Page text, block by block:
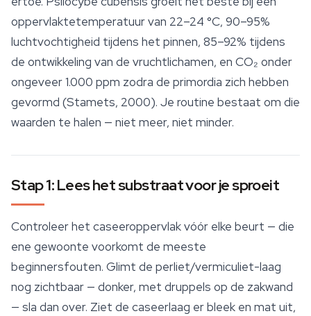
oppervlaktetemperatuur van 22–24 °C, 90–95%
luchtvochtigheid tijdens het pinnen, 85–92% tijdens
de ontwikkeling van de vruchtlichamen, en CO₂ onder
ongeveer 1.000 ppm zodra de primordia zich hebben
gevormd (Stamets, 2000). Je routine bestaat om die
waarden te halen — niet meer, niet minder.
Stap 1: Lees het substraat voor je sproeit
Controleer het caseeroppervlak vóór elke beurt — die
ene gewoonte voorkomt de meeste
beginnersfouten. Glimt de perliet/vermiculiet-laag
nog zichtbaar — donker, met druppels op de zakwand
— sla dan over. Ziet de caseerlaag er bleek en mat uit,